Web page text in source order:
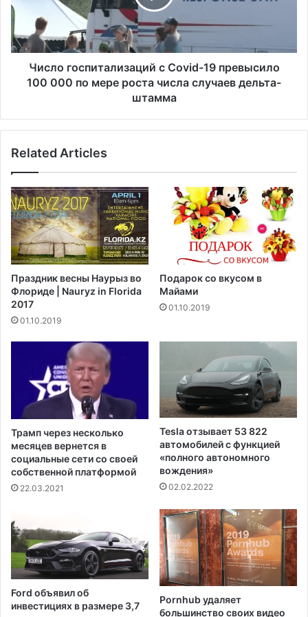
а
м
в
р
н
й
е
з
д
в
С
Ш
А
в
с
о
в
и
с
м
и
г
р
ц
и
г
о
с
п
а
й
с
C
o
v
i
d
-
1
9
п
и
о
1
0
0
0
п
о
е
Число госпитализаций с Covid-19 превысило
100 000 по мере роста числа случаев дельта-
штамма
Related Articles
Праздник весны Наурыз во
Флориде | Nauryz in Florida
2017
01.10.2019
Подарок со вкусом в
Майами
01.10.2019
Трамп через несколько
месяцев вернется в
социальные сети со своей
собственной платформой
22.03.2021
Tesla отзывает 53 822
автомобилей с функцией
«полного автономного
вождения»
02.02.2022
Ford объявил об
инвестициях в размере 3,7
Pornhub удаляет
большинство своих видео